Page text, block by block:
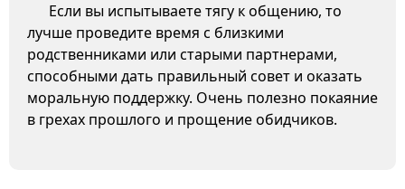
Если вы испытываете тягу к общению, то
лучше проведите время с близкими
родственниками или старыми партнерами,
способными дать правильный совет и оказать
моральную поддержку. Очень полезно покаяние
в грехах прошлого и прощение обидчиков.